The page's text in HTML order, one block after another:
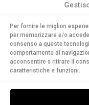
Per fornire le migliori
per memorizzare e/o
consenso a queste
comportamento di
acconsentire o ritirare il
caratteristiche e funzioni.
della
T.